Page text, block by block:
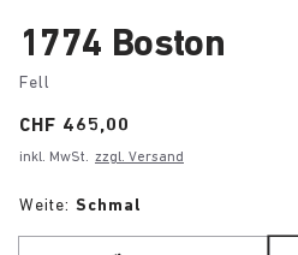
1774 Boston
Fell
Price:
CHF 465,00
inkl. MwSt. zzgl. Versand
Weite: Schmal